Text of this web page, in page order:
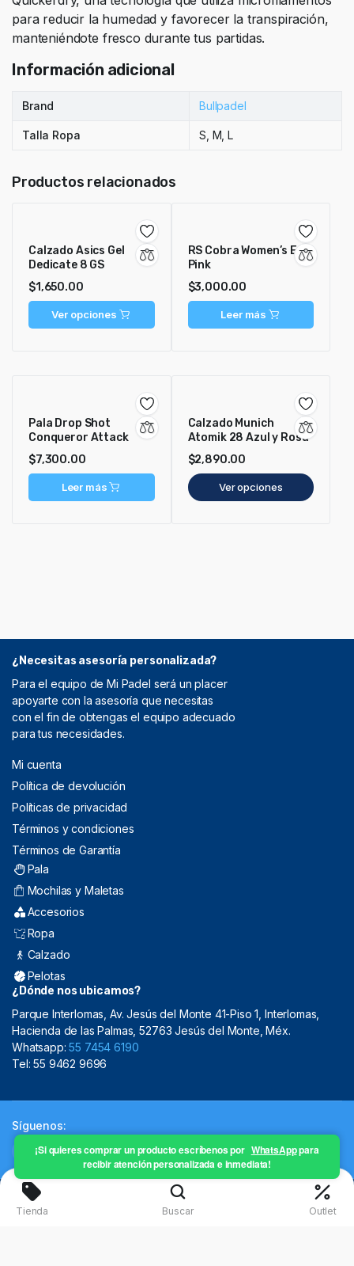
para reducir la humedad y favorecer la transpiración,
manteniéndote fresco durante tus partidas.
Información adicional
Brand Bullpadel
Talla Ropa S, M, L
Productos relacionados
Calzado Asics Gel
Dedicate 8 GS
$1,650.00
Ver opciones
RS Cobra Women’s Ed
Pink
$3,000.00
Leer más
Pala Drop Shot
Conqueror Attack
$7,300.00
Leer más
Calzado Munich
Atomik 28 Azul y Rosa
$2,890.00
Ver opciones
¿Necesitas asesoría personalizada?
Para el equipo de Mi Padel será un placer
apoyarte con la asesoría que necesitas
con el fin de obtengas el equipo adecuado
para tus necesidades.
Mi cuenta
Política de devolución
Políticas de privacidad
Términos y condiciones
Términos de Garantía
Pala
Mochilas y Maletas
Accesorios
Ropa
Calzado
Pelotas
¿Dónde nos ubicamos?
Parque Interlomas, Av. Jesús del Monte 41-Piso 1, Interlomas,
Hacienda de las Palmas, 52763 Jesús del Monte, Méx.
Whatsapp:55 7454 6190
Tel: 55 9462 9696
Síguenos:
Copyright 2024 © Mistral Sporting Goods 2024
¡Si quieres comprar un producto escríbenos por WhatsApppara
recibir atención personalizada e inmediata!
Tienda Buscar Outlet